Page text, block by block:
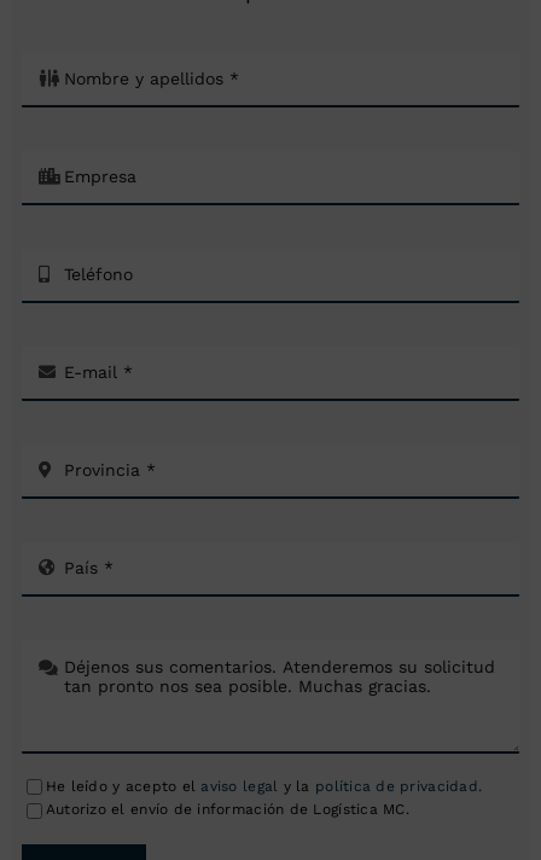
He leído y acepto el aviso legal y la política de privacidad.
Autorizo el envío de información de Logística MC.